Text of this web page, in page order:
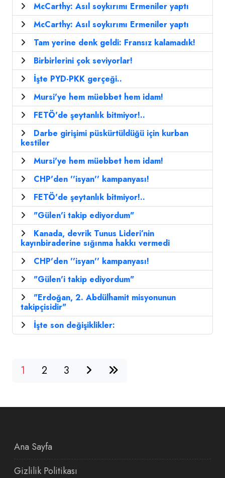
McCarthy: Asıl soykırımı Ermeniler yaptı
McCarthy: Asıl soykırımı Ermeniler yaptı
Tam yerine denk geldi: Fransız kalamadık!
Birbirlerini çok seviyorlar!
İşte PYD-PKK gerçeği..
Mursi'ye hem müebbet hem idam!
FETÖ'de şeytanlık bitmiyor!..
Darbe girişimi püskürtüldüğü için kurban
kestiler
Mursi'ye hem müebbet hem idam!
CHP'den ''isyan'' kampanyası!
FETÖ'de şeytanlık bitmiyor!..
"Gülen'i takip ediyordum"
Kanada, devrik Tunus Lideri’nin
kayınbiraderine sığınma hakkı vermedi
CHP'den ''isyan'' kampanyası!
"Gülen'i takip ediyordum"
"Erdoğan, 2. Abdülhamit misyonunun
takipçisidir"
İşte son değişiklikler:
1 2 3
Ana Sayfa
Gizlilik Politikası